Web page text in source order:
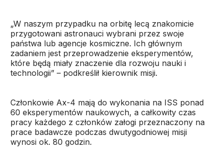
„W naszym przypadku na orbitę lecą znakomicie
przygotowani astronauci wybrani przez swoje
państwa lub agencje kosmiczne. Ich głównym
zadaniem jest przeprowadzenie eksperymentów,
które będą miały znaczenie dla rozwoju nauki i
technologii” – podkreślił kierownik misji.
Członkowie Ax-4 mają do wykonania na ISS ponad
60 eksperymentów naukowych, a całkowity czas
pracy każdego z członków załogi przeznaczony na
prace badawcze podczas dwutygodniowej misji
wynosi ok. 80 godzin.